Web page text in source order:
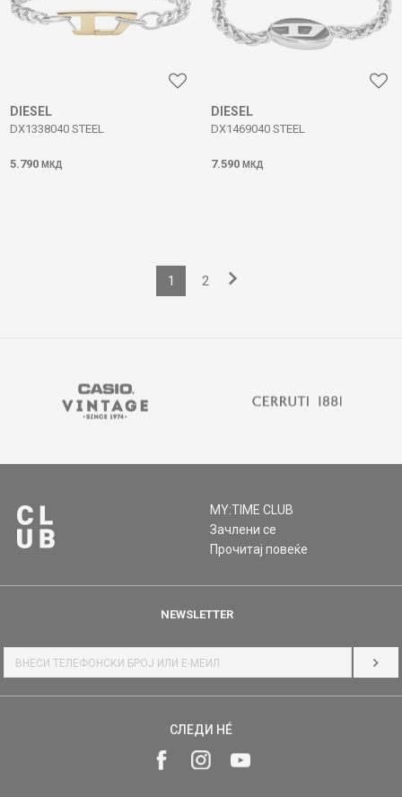
DIESEL
DX1338040 STEEL
5.790 МКД
DIESEL
DX1469040 STEEL
7.590 МКД
1 2
MY:TIME CLUB
Зачлени се
Прочитај повеќе
NEWSLETTER
СЛЕДИ НÉ